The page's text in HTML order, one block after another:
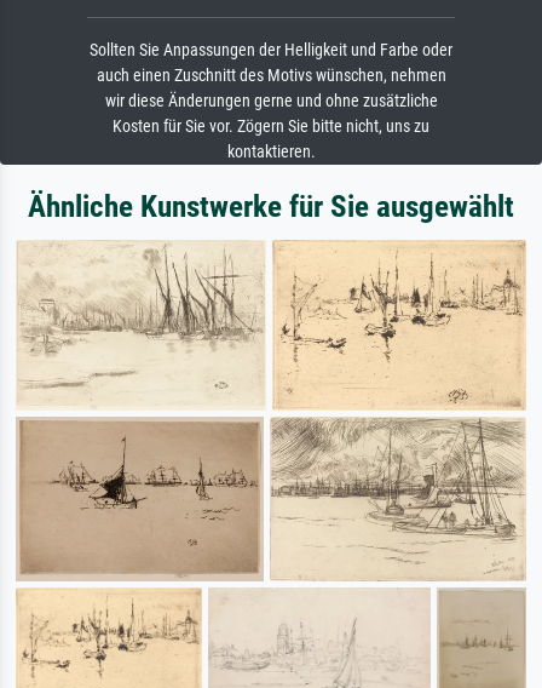
Sollten Sie Anpassungen der Helligkeit und Farbe oder
auch einen Zuschnitt des Motivs wünschen, nehmen
wir diese Änderungen gerne und ohne zusätzliche
Kosten für Sie vor. Zögern Sie bitte nicht, uns zu
kontaktieren.
Ähnliche Kunstwerke für Sie ausgewählt